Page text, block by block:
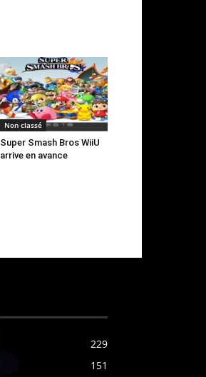
Non classé
Super Smash Bros WiiU
arrive en avance
229
151